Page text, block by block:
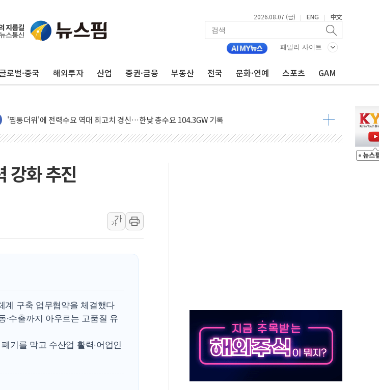
2026.08.07 (금) | ENG | 中文
패밀리 사이트
로벌·중국 해외투자 산업 증권·금융 부동산 전국 문화·연예 스포츠 GAM
[코인시황] 비트코인 6만4000달러대 횡보…고래·ETF 매수에도 고유가·금리·입법 지연 '삼중 부담'
후티 반군, 예멘 정부군과 사우디 동시 공격… 위기 고조되는 또 다른 중동 화약고
42.5도 역대급 폭염…동물들도 특별식으로 여름나기 [뉴스핌 줌인]
포스코홀딩스, 포스코인터·DX 지분 일부 매각
태국 학교서 중학생 총기 난사...최소 7명 사망
"文정부 악몽 재현 안돼"...李 부동산 세제안에 與 내부서 '총선·대선 직격탄' 우려
신세계사이먼 '대구 프리미엄 아울렛' 건립 '본궤도'
'변기 수리' 집주인에게 흉기 휘두른 30대 세입자…경찰, 현행범 체포
NH농협생명, 농작업 중 온열질환 보장…폭염기 신속 보상 강화
아바코, 2분기 매출 120억원
보로노이, 폐암 치료제 'VRN11' 캐나다 IND 신청
강화 추진
가
가
계 구축 업무협약을 체결했다
·수출까지 아우르는 고품질 유
기를 막고 수산업 활력·어업인